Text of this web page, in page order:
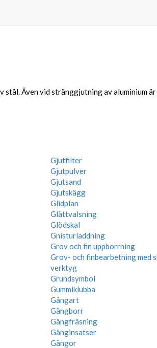
stål. Även vid stränggjutning av aluminium är
Gjutfilter
Gjutpulver
Gjutsand
Gjutskägg
Glidplan
Glättvalsning
Glödskal
Gnisturladdning
Grov och fin uppborrning
Grov- och finbearbetning med
verktyg
Grundsymbol
Gummiklubba
Gångart
Gängborr
Gängfräsning
Gänginsatser
Gängor